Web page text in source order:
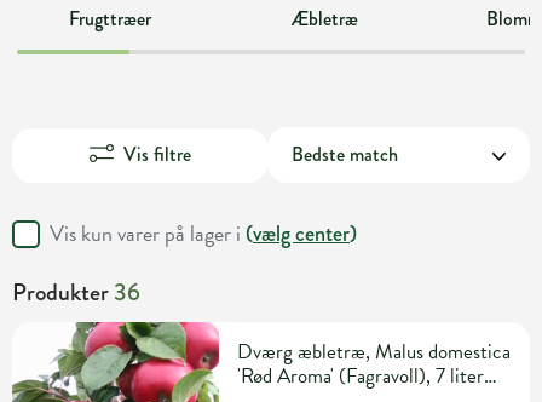
Frugttræer Æbletræ
Vis filtre
Vis kun varer på lager i (vælg center)
Produkter36
Dværg æbletræ, Malus domestica
'Rød Aroma' (Fagravoll), 7 liter